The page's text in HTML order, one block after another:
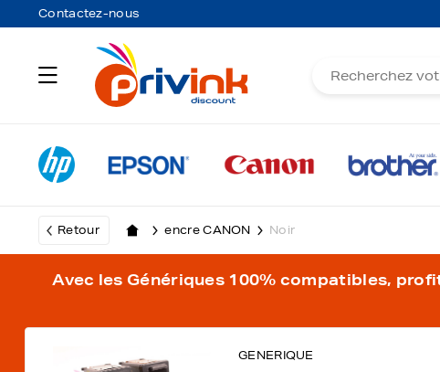
Contactez-nous
Retour encre CANON Noir
Avec les Génériques 100% compatibles,
GENERIQUE